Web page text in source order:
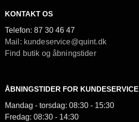
KONTAKT OS
Telefon: 87 30 46 47
Mail: kundeservice@quint.dk
Find butik og åbningstider
ÅBNINGSTIDER FOR KUNDESERVICE
Mandag - torsdag: 08:30 - 15:30
Fredag: 08:30 - 14:30